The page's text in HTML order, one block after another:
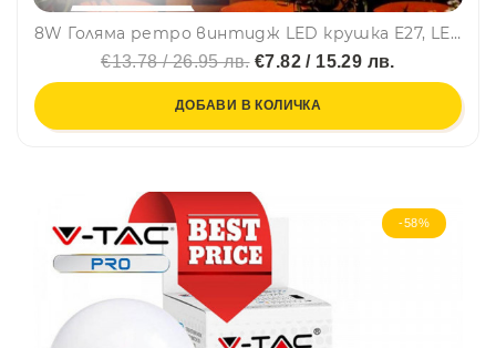
8W Голяма ретро винтидж LED крушка E27, LED BULB 2700K, огледална повърхност, amber кехлибар, винтидж, BF22
€13.78 / 26.95 лв.€7.82 / 15.29 лв.
ДОБАВИ В КОЛИЧКА
-58%